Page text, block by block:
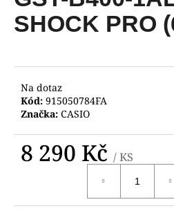
0,0
z
SHOCK PRO
Na dotaz
Kód: 915050784FA
Značka: CASIO
8 290 Kč / KS
a
j
t
?
HLEDAT